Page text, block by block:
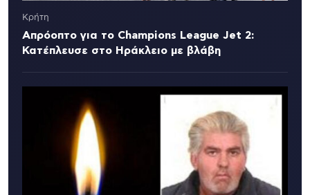
Κρήτη
Απρόοπτο για το Champions League Jet 2:
Κατέπλευσε στο Ηράκλειο με βλάβη